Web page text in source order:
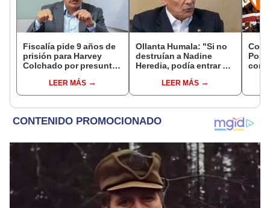
Fiscalía pide 9 años de
prisión para Harvey
Colchado por presunta
incompatible y falsedad
ideológica
LEER MÁS
Ollanta Humala: "Si no
destruían a Nadine
Heredia, podía entrar en
LEER MÁS